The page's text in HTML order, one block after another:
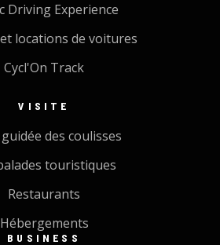
Driving Experience
locations de voitures
Cycl'On Track
VISITE
des coulisses
touristiques
Restaurants
Hébergements
BUSINESS